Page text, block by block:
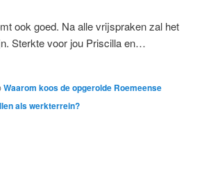
ook goed. Na alle vrijspraken zal het
Sterkte voor jou Priscilla en…
Waarom koos de opgerolde Roemeense
als werkterrein?